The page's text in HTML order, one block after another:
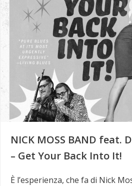
NICK MOSS BAND feat.
– Get Your Back Into It!
È l’esperienza, che fa di Nick